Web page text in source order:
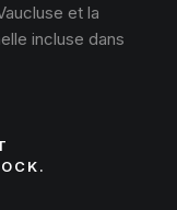
et la
incluse dans